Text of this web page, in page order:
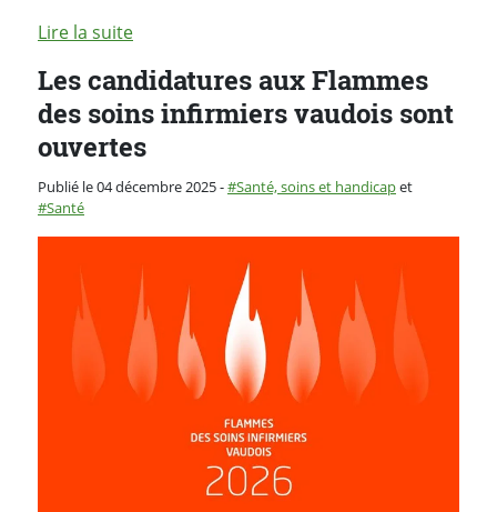
Lire la suite
Les candidatures aux Flammes
des soins infirmiers vaudois sont
ouvertes
Publié le 04 décembre 2025-Catégorie :
Santé, soins et handicapet
Santé